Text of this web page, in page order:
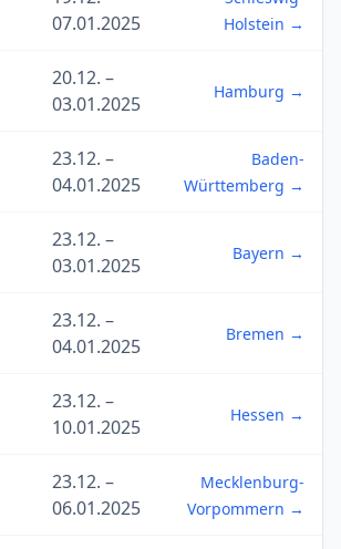
07.01.2025
Holstein →
20.12. –
03.01.2025
Hamburg →
23.12. –
04.01.2025
Baden-
Württemberg →
23.12. –
03.01.2025
Bayern →
23.12. –
04.01.2025
Bremen →
23.12. –
10.01.2025
Hessen →
23.12. –
06.01.2025
Mecklenburg-
Vorpommern →